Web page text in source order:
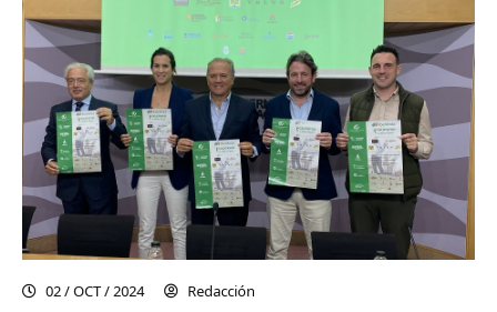
02 / OCT / 2024 Redacción